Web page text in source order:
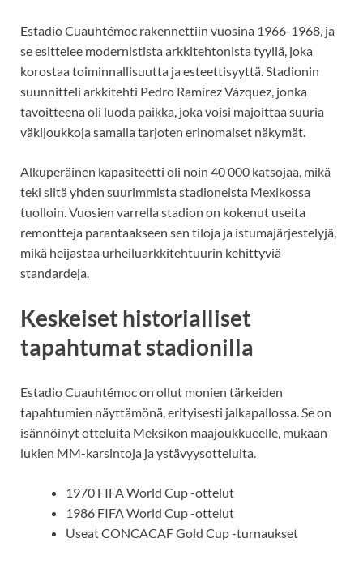
Estadio Cuauhtémoc rakennettiin vuosina 1966-1968, ja
se esittelee modernistista arkkitehtonista tyyliä, joka
korostaa toiminnallisuutta ja esteettisyyttä. Stadionin
suunnitteli arkkitehti Pedro Ramírez Vázquez, jonka
tavoitteena oli luoda paikka, joka voisi majoittaa suuria
väkijoukkoja samalla tarjoten erinomaiset näkymät.
Alkuperäinen kapasiteetti oli noin 40 000 katsojaa, mikä
teki siitä yhden suurimmista stadioneista Mexikossa
tuolloin. Vuosien varrella stadion on kokenut useita
remontteja parantaakseen sen tiloja ja istumajärjestelyjä,
mikä heijastaa urheiluarkkitehtuurin kehittyviä
standardeja.
Keskeiset historialliset
tapahtumat stadionilla
Estadio Cuauhtémoc on ollut monien tärkeiden
tapahtumien näyttämönä, erityisesti jalkapallossa. Se on
isännöinyt otteluita Meksikon maajoukkueelle, mukaan
lukien MM-karsintoja ja ystävyysotteluita.
1970 FIFA World Cup -ottelut
1986 FIFA World Cup -ottelut
Useat CONCACAF Gold Cup -turnaukset